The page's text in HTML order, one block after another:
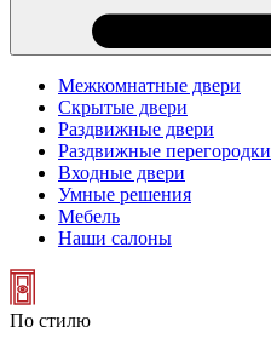
Межкомнатные двери
Скрытые двери
Раздвижные двери
Раздвижные перегородки
Входные двери
Умные решения
Мебель
Наши салоны
По стилю